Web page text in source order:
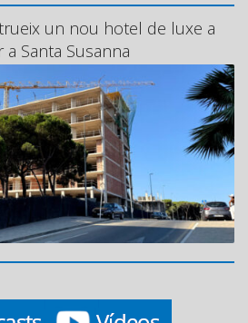
un nou hotel de luxe a
Santa Susanna